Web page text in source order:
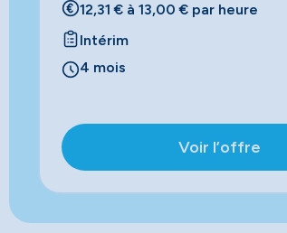
12,31 € à 13,00 € par heure
Intérim
4 mois
Voir l’offre